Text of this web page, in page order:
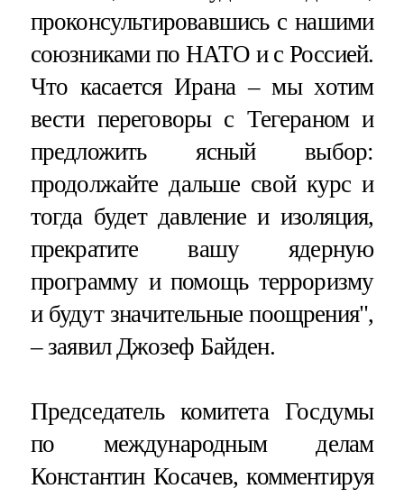
проконсультировавшись с нашими
союзниками по НАТО и с Россией.
Что касается Ирана – мы хотим
вести переговоры с Тегераном и
предложить ясный выбор:
продолжайте дальше свой курс и
тогда будет давление и изоляция,
прекратите вашу ядерную
программу и помощь терроризму
и будут значительные поощрения",
– заявил Джозеф Байден.
Председатель комитета Госдумы
по международным делам
Константин Косачев, комментируя